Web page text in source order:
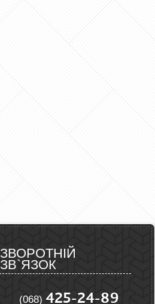
ЗВОРОТНІЙ
ЗВ`ЯЗОК
(068) 425-24-89